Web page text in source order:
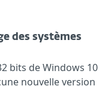
des systèmes
bits de Windows 10
nouvelle version